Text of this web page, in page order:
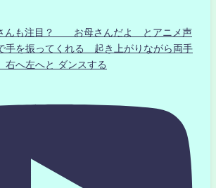
んも注目？ お母さんだよ とアニメ声
手を振ってくれる 起き上がりながら両手
へ左へと ダンスする